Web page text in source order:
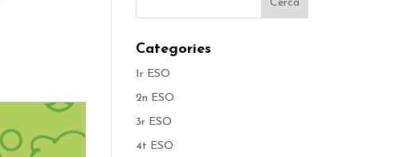
Categories
1r ESO
2n ESO
3r ESO
4t ESO